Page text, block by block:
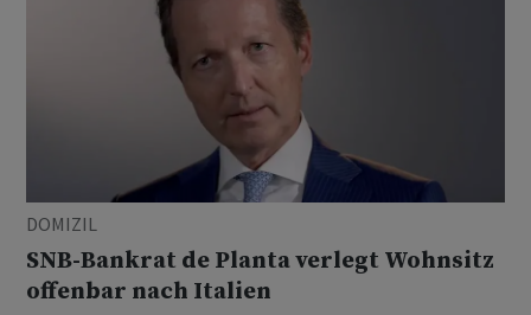
DOMIZIL
SNB-Bankrat de Planta verlegt Wohnsitz
offenbar nach Italien